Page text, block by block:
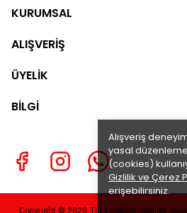
Alışveriş
yasal
(cookies)
Gizlilik ve Çerez
erişebilirsiniz.
KURUMSAL
ALIŞVERİŞ
ÜYELİK
BİLGİ
Copyright © 2020 Tüm hakları saklıdır.